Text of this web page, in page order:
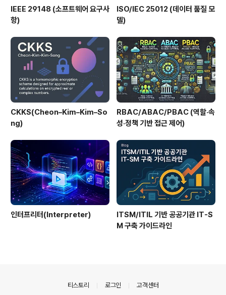
IEEE 29148 (소프트웨어 요구사
항)
ISO/IEC 25012 (데이터 품질 모
델)
CKKS(Cheon–Kim–Kim–So
ng)
RBAC/ABAC/PBAC (역할·속
성·정책 기반 접근 제어)
인터프리터(Interpreter)
ITSM/ITIL 기반 공공기관 IT-S
M 구축 가이드라인
티스토리 로그인 고객센터